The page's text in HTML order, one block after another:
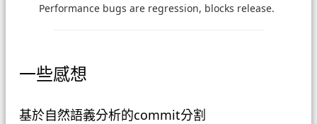
Performance bugs are regression, blocks release.
一些感想
基於自然語義分析的commit分割